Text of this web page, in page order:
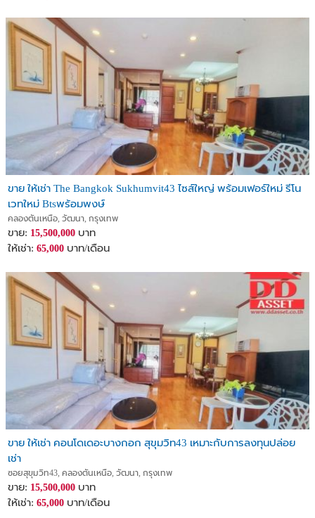
ขาย ให้เช่า The Bangkok Sukhumvit43 ไซส์ใหญ่ พร้อมเฟอร์ใหม่ รีโน
เวทใหม่ Btsพร้อมพงษ์
คลองตันเหนือ, วัฒนา, กรุงเทพ
ขาย: 15,500,000 บาท
ให้เช่า: 65,000 บาท/เดือน
ขาย ให้เช่า คอนโดเดอะบางกอก สุขุมวิท43 เหมาะกับการลงทุนปล่อย
เช่า
ซอยสุขุมวิท43, คลองตันเหนือ, วัฒนา, กรุงเทพ
ขาย: 15,500,000 บาท
ให้เช่า: 65,000 บาท/เดือน